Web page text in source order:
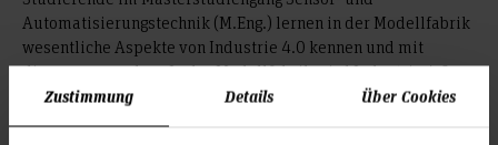
Zustimmung Details Über Cookies
Automatisierungstechnik (M.Eng.) lernen in der Modellfabrik
wesentliche Aspekte von Industrie 4.0 kennen und mit
diesen umzugehen. In der Modellfabrik wird Industrie 4.0
modellhaft durch die Produktion von korrekt gefüllten
Medikamentenschalen für ein Krankenhaus nachgebildet.